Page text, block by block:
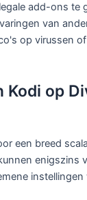
add-ons te
van
op virussen
Kodi op
een breed
enigszins